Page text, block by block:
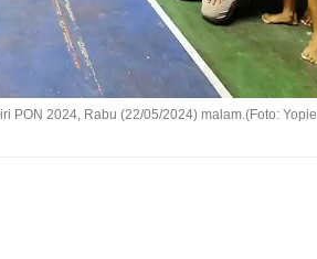
PON 2024, Rabu (22/05/2024) malam.(Foto: Yopie